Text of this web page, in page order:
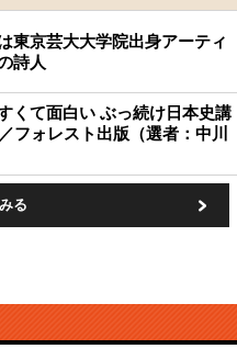
東京芸大大学院出身アーティ
詩人
くて面白い ぶっ続け日本史講
フォレスト出版（選者：中川
る